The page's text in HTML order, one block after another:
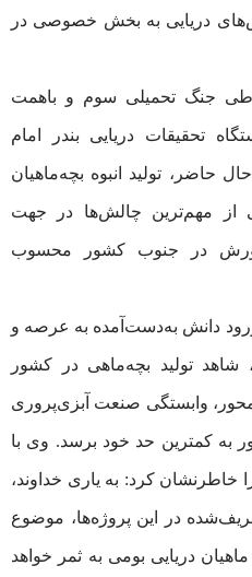
دریایی به بخش خصوصی در
طی جنگ تحمیلی سوم و باهمت
تحقیقات دریایی بندر امام
حاضر، تولید انبوه بچه‌ماهیان
از مهم‌ترین چالش‌ها در جهت
در جنوب کشور محسوب
دانش به‌دست‌آمده به عرصه و
تولید بچه‌ماهی در کشور
محور، وابستگی صنعت آبزی‌پروری
به کمترین حد خود برسد. وی با
خاطرنشان کرد: به یاری خداوند،
در این پروژه‌ها، موضوع
دریایی بومی به ثمر خواهد